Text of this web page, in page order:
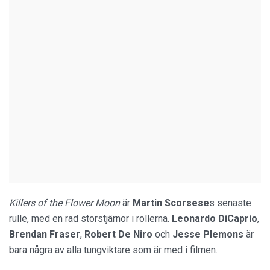
Killers of the Flower Moonär Martin Scorseses senaste
rulle, med en rad storstjärnor i rollerna. Leonardo DiCaprio,
Brendan Fraser, Robert De Niro och Jesse Plemons är
bara några av alla tungviktare som är med i filmen.